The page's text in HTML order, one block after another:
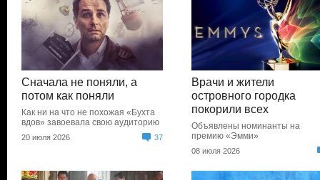
Сначала не поняли, а
потом как поняли
Как ни на что не похожая «Бухта
вдов» завоевала свою аудиторию
20 июля 2026 37
Врачи и жители
островного городка
покорили всех
Объявлены номинанты на
премию «Эмми»
08 июля 2026